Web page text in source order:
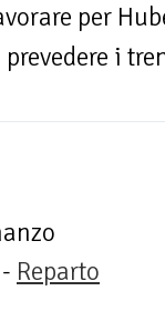
per
i
Reparto